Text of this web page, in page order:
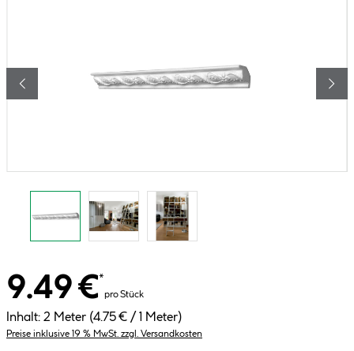
9.49 €*
pro Stück
Inhalt: 2 Meter (4.75 € / 1 Meter)
Preise inklusive 19 % MwSt. zzgl. Versandkosten